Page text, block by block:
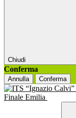
Chiudi
Conferma
Annulla Conferma
Finale Emilia